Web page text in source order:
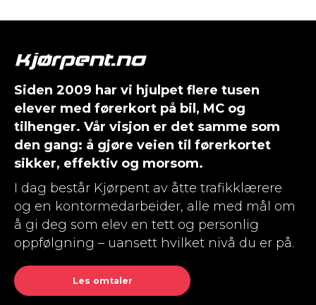
Siden 2009 har vi hjulpet flere tusen
elever med førerkort på bil, MC og
tilhenger. Vår visjon er det samme som
den gang: å gjøre veien til førerkortet
sikker, effektiv og morsom.
I dag består Kjørpent av åtte trafikklærere
og en kontormedarbeider, alle med mål om
å gi deg som elev en tett og personlig
oppfølgning – uansett hvilket nivå du er på.
Les omtaler